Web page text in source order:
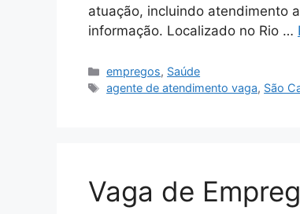
atuação, incluindo atendimento
informação. Localizado no Rio …
Categories
empregos, Saúde
Tags
agente de atendimento vaga, São
Vaga de